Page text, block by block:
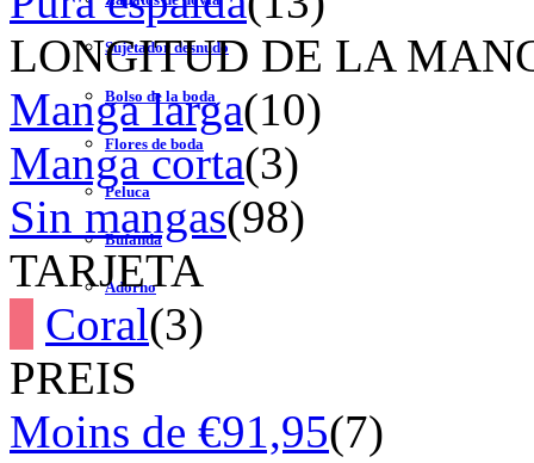
Sujetador desnudo
Bolso de la boda
Flores de boda
Peluca
Bufanda
Adorno
LONGITUD DE LA
Manga larga(10)
Manga corta(3)
Sin mangas(98)
TARJETA
Coral(3)
PREIS
Moins de €91,95(7)